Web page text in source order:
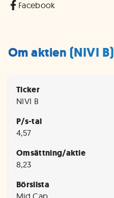
Facebook
Om aktien (NIVI B)
Ticker
NIVI B
P/s-tal
4,57
Omsättning/aktie
8,23
Börslista
Mid Cap